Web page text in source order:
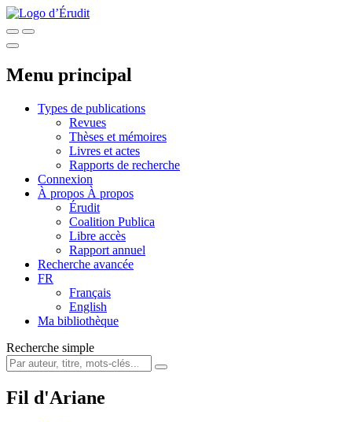
Menu principal
Types de publications
Revues
Thèses et mémoires
Livres et actes
Rapports de recherche
Connexion
À propos À propos
Érudit
Coalition Publica
Libre accès
Rapport annuel
Recherche avancée
FR
Français
English
Ma bibliothèque
Recherche simple
Fil d'Ariane